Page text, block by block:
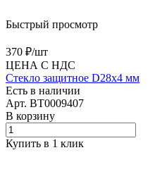
Быстрый просмотр
370 ₽/шт
ЦЕНА С НДС
Стекло защитное D28х4 мм
Есть в наличии
Арт. BT0009407
В корзину
Купить в 1 клик